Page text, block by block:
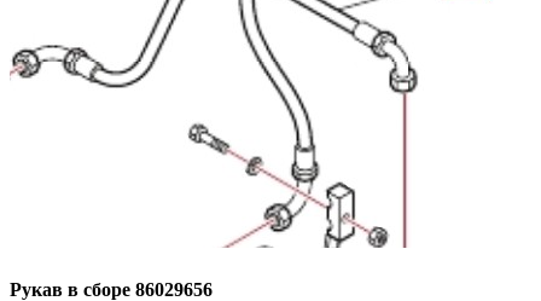
Рукав в сборе 86029656